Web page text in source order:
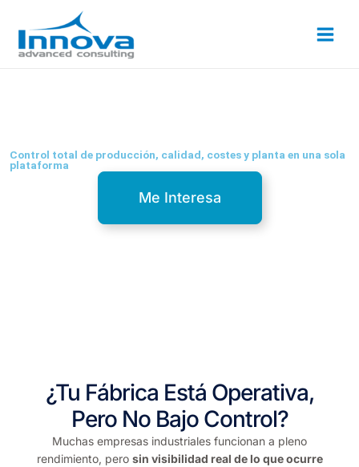
contenido
Control total de producción, calidad, costes y planta en una sola
plataforma
Me Interesa
¿Tu Fábrica Está Operativa,
Pero No Bajo Control?
Muchas empresas industriales funcionan a pleno
rendimiento, pero sin visibilidad real de lo que ocurre